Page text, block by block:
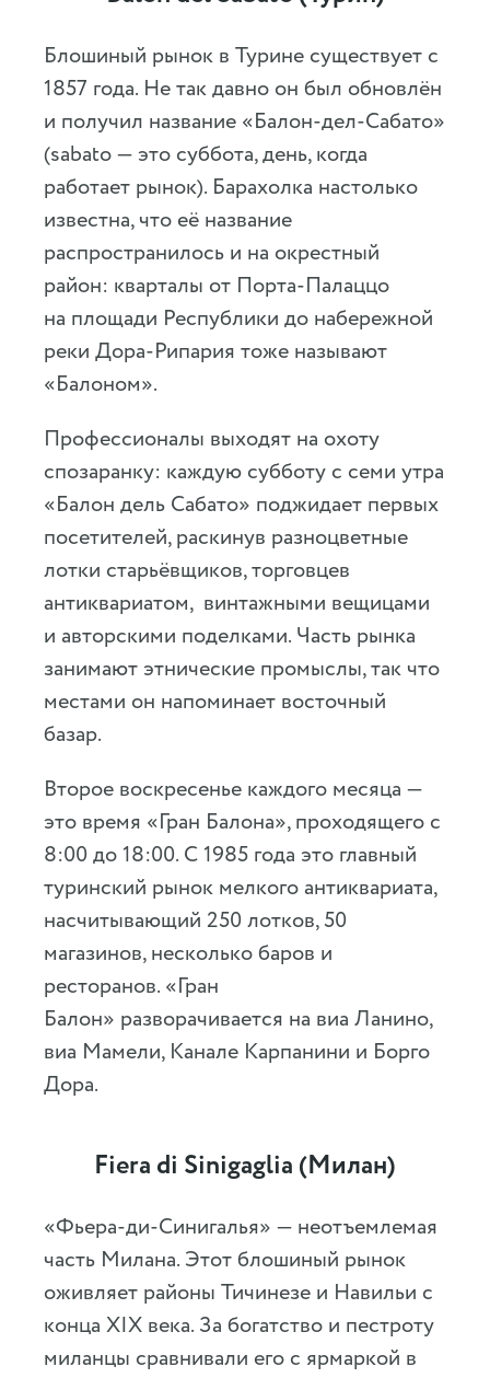
Блошиный рынок в Турине существует с
1857 года. Не так давно он был обновлён
и получил название «Балон-дел-Сабато»
(sabato — это суббота, день, когда
работает рынок). Барахолка настолько
известна, что её название
распространилось и на окрестный
район: кварталы от Порта-Палаццо
на площади Республики до набережной
реки Дора-Рипария тоже называют
«Балоном».
Профессионалы выходят на охоту
спозаранку: каждую субботу с семи утра
«Балон дель Сабато» поджидает первых
посетителей, раскинув разноцветные
лотки старьёвщиков, торговцев
антиквариатом, винтажными вещицами
и авторскими поделками. Часть рынка
занимают этнические промыслы, так что
местами он напоминает восточный
базар.
Второе воскресенье каждого месяца —
это время «Гран Балона», проходящего с
8:00 до 18:00. С 1985 года это главный
туринский рынок мелкого антиквариата,
насчитывающий 250 лотков, 50
магазинов, несколько баров и
ресторанов. «Гран
Балон» разворачивается на виа Ланино,
виа Мамели, Канале Карпанини и Борго
Дора.
Fiera di Sinigaglia (Милан)
«Фьера-ди-Синигалья» — неотъемлемая
часть Милана. Этот блошиный рынок
оживляет районы Тичинезе и Навильи с
конца XIX века. За богатство и пестроту
миланцы сравнивали его с ярмаркой в